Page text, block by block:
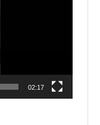
02:17